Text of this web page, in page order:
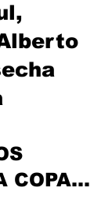
COPA…